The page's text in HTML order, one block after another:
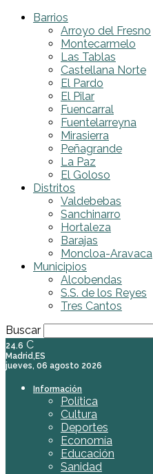
Barrios
Arroyo del Fresno
Montecarmelo
Las Tablas
Castellana Norte
El Pardo
El Pilar
Fuencarral
Fuentelarreyna
Mirasierra
Peñagrande
La Paz
El Goloso
Distritos
Valdebebas
Sanchinarro
Hortaleza
Barajas
Moncloa-Aravaca
Municipios
Alcobendas
S.S. de los Reyes
Tres Cantos
Buscar
24.6 C
Madrid,ES
jueves, 06 agosto 2026
Información
Política
Cultura
Deportes
Economía
Educación
Sanidad